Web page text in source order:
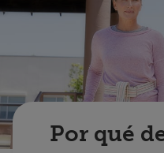
Pagar mi factura
Por qué